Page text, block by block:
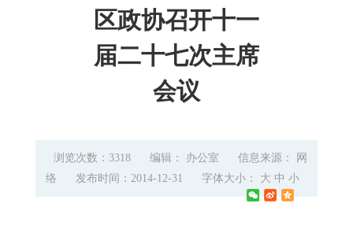
区政协召开十一
届二十七次主席
会议
浏览次数：3318 编辑： 办公室
信息来源： 网
络
发布时间：2014-12-31 字体大小： 大 中 小